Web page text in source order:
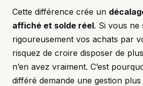
Cette différence crée un
affiché et solde réel. Si vous ne
rigoureusement vos achats par
risquez de croire disposer de
n’en avez vraiment. C’est
différé demande une gestion